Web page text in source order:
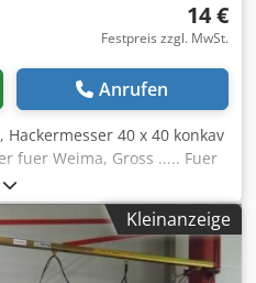
14 €
Festpreis zzgl. MwSt.
Anrufen
, Hackermesser 40 x 40 konkav
fuer Weima, Gross ..... Fuer
Ab Lager Bitburg
Kleinanzeige